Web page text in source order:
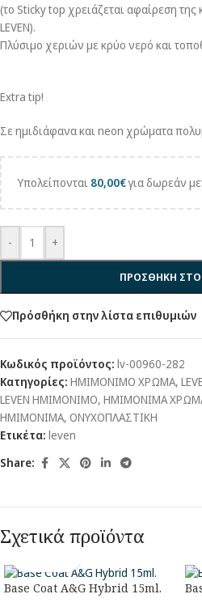
(το Sticky top χρειάζεται αφαίρεση
LEVEN).
Πλύσιμο χεριών με κρύο νερό και
Extra tip!
Σε ημιδιάφανα και neon χρώματα
Υπολείπονται 80,00€για δωρεάν
- +
ΠΡΟΣΘΉΚΗ ΣΤΟ
Πρόσθήκη στην λίστα επιθυμιών
Κωδικός προϊόντος: lv-00960-282
Κατηγορίες: ΗΜΙΜΟΝΙΜΟ ΧΡΩΜΑ,
LEVEN ΗΜΙΜΟΝΙΜΟ, ΗΜΙΜΟΝΙΜΑ
ΗΜΙΜΟΝΙΜΑ, ΟΝΥΧΟΠΛΑΣΤΙΚΗ
Ετικέτα: leven
Share:
Σχετικά προϊόντα
Base Coat A&G Hybrid 15ml.